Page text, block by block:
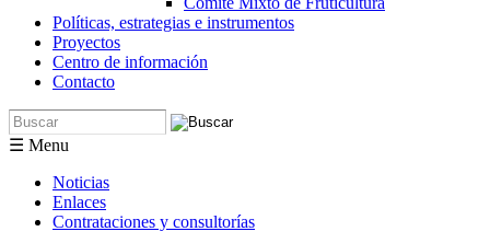
Políticas, estrategias e instrumentos
Proyectos
Centro de información
Contacto
Formulario de búsqueda
Buscar
☰ Menu
Noticias
Enlaces
Contrataciones y consultorías